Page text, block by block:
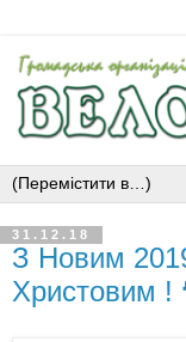
31.12.18
З Новим
Христовим !